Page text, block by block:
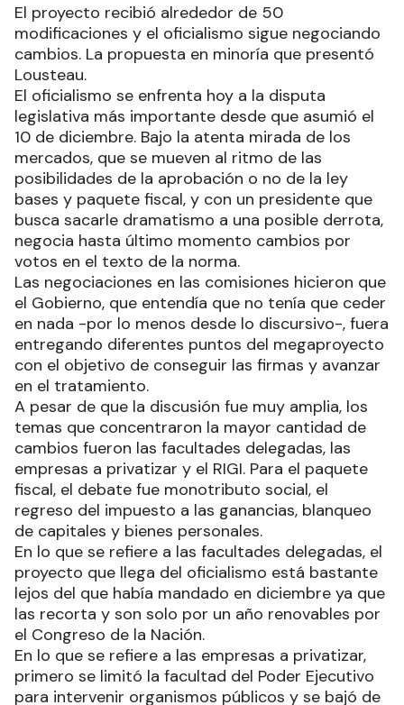
El proyecto recibió alrededor de 50
modificaciones y el oficialismo sigue negociando
cambios. La propuesta en minoría que presentó
Lousteau.
El oficialismo se enfrenta hoy a la disputa
legislativa más importante desde que asumió el
10 de diciembre. Bajo la atenta mirada de los
mercados, que se mueven al ritmo de las
posibilidades de la aprobación o no de la ley
bases y paquete fiscal, y con un presidente que
busca sacarle dramatismo a una posible derrota,
negocia hasta último momento cambios por
votos en el texto de la norma.
Las negociaciones en las comisiones hicieron que
el Gobierno, que entendía que no tenía que ceder
en nada -por lo menos desde lo discursivo-, fuera
entregando diferentes puntos del megaproyecto
con el objetivo de conseguir las firmas y avanzar
en el tratamiento.
A pesar de que la discusión fue muy amplia, los
temas que concentraron la mayor cantidad de
cambios fueron las facultades delegadas, las
empresas a privatizar y el RIGI. Para el paquete
fiscal, el debate fue monotributo social, el
regreso del impuesto a las ganancias, blanqueo
de capitales y bienes personales.
En lo que se refiere a las facultades delegadas, el
proyecto que llega del oficialismo está bastante
lejos del que había mandado en diciembre ya que
las recorta y son solo por un año renovables por
el Congreso de la Nación.
En lo que se refiere a las empresas a privatizar,
primero se limitó la facultad del Poder Ejecutivo
para intervenir organismos públicos y se bajó de